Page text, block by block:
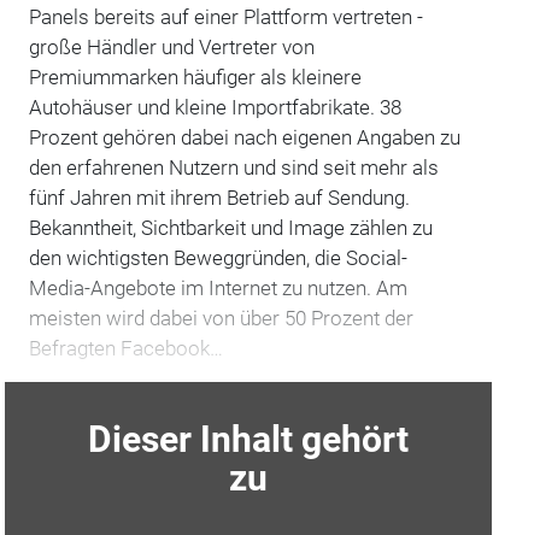
Panels bereits auf einer Plattform vertreten -
große Händler und Vertreter von
Premiummarken häufiger als kleinere
Autohäuser und kleine Importfabrikate. 38
Prozent gehören dabei nach eigenen Angaben zu
den erfahrenen Nutzern und sind seit mehr als
fünf Jahren mit ihrem Betrieb auf Sendung.
Bekanntheit, Sichtbarkeit und Image zählen zu
den wichtigsten Beweggründen, die Social-
Media-Angebote im Internet zu nutzen. Am
meisten wird dabei von über 50 Prozent der
Befragten Facebook…
Dieser Inhalt gehört
zu